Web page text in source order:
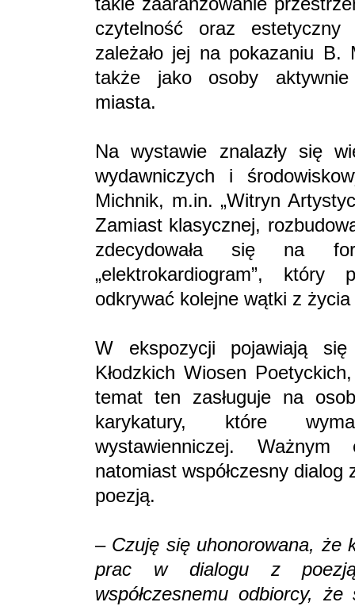
czytelność oraz estetyczny
zależało jej na pokazaniu
także jako osoby aktywnie
miasta.
Na wystawie znalazły się
wydawniczych i
Michnik, m.in. „Witryn
Zamiast klasycznej,
zdecydowała się na
„elektrokardiogram”, który
odkrywać kolejne wątki z
W ekspozycji pojawiają się
Kłodzkich Wiosen
temat ten zasługuje na
karykatury, które
wystawienniczej.
natomiast współczesny
poezją.
– Czuję się uhonorowana, że
prac w dialogu z poezją
współczesnemu odbiorcy,